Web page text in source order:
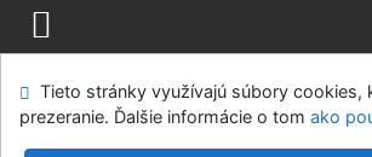
Modul OpenSearch
Napíšte nám
Tieto stránky využívajú súbory cookies,
prezeranie. Ďalšie informácie o tom ako